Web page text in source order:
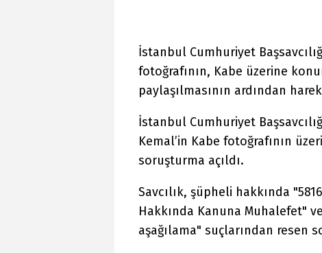
İstanbul Cumhuriyet
fotoğrafının, Kabe üzerine
paylaşılmasının ardından
İstanbul Cumhuriyet
Kemal’in Kabe fotoğrafının
soruşturma açıldı.
Savcılık, şüpheli hakkında
Hakkında Kanuna Muhalefet"
aşağılama" suçlarından resen